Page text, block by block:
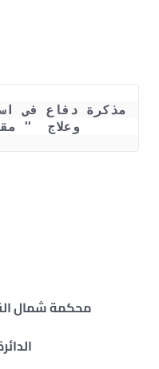
وعلاج  "
محكمة شمال